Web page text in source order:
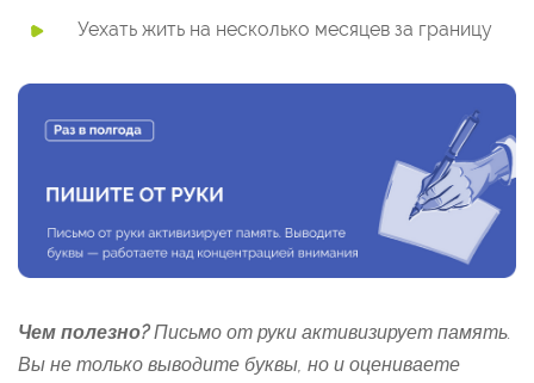
Уехать жить на несколько месяцев за границу
Чем полезно?Письмо от руки активизирует память.
Вы не только выводите буквы, но и оцениваете